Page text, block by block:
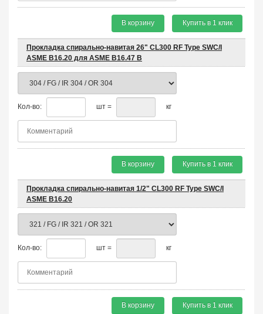
В корзину Купить в 1 клик
Прокладка спирально-навитая 26" CL300 RF Type SWC/I
ASME B16.20 для ASME B16.47 B
Кол-во: шт = кг
В корзину Купить в 1 клик
Прокладка спирально-навитая 1/2" CL300 RF Type SWC/I
ASME B16.20
Кол-во: шт = кг
В корзину Купить в 1 клик